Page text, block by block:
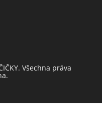
Všechna práva